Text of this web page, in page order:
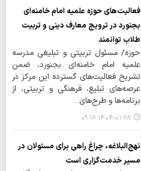
فعالیت‌های حوزه علمیه امام خامنه‌ای
بجنورد در ترویج معارف دینی و تربیت
طلاب توانمند
حوزه/ مسئول تربیتی و تبلیغی مدرسه
علمیه امام خامنه‌ای بجنورد، ضمن
تشریح فعالیت‌های گسترده این مرکز در
عرصه‌های تبلیغ، فرهنگی و تربیتی، از
برنامه‌ها و طرح‌های…
۱۴۰۴-۰۱-۲۸ ۰۹:۱۸
نهج‌البلاغه، چراغ راهی برای مسئولان در
مسیر خدمت‌گزاری است